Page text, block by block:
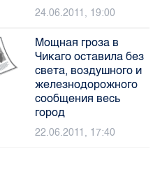
24.06.2011, 19:00
Мощная гроза в
Чикаго оставила без
света, воздушного и
железнодорожного
сообщения весь
город
22.06.2011, 17:40